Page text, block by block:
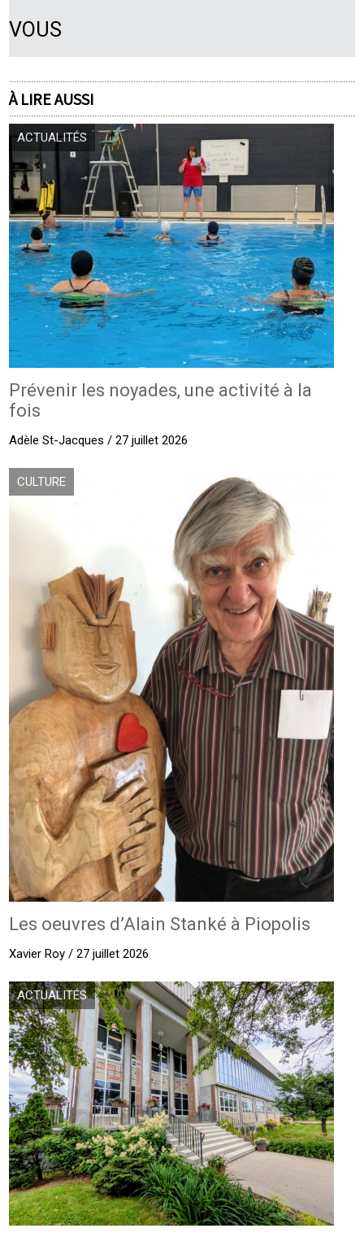
VOUS
À LIRE AUSSI
ACTUALITÉS
Prévenir les noyades, une activité à la
fois
Adèle St-Jacques / 27 juillet 2026
CULTURE
Les oeuvres d’Alain Stanké à Piopolis
Xavier Roy / 27 juillet 2026
ACTUALITÉS